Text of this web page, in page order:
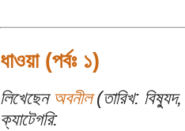
ধাওয়া (পর্বঃ ১)
লিখেছেন অবনীল(তারিখ:
ক্যাটেগরি: